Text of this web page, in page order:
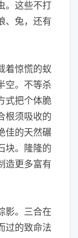
。这些不打
、兔，还有
惊慌的蚁
空。不等杀
式把个体脆
根须吸收的
佳的天然碾
块。隆隆的
造更多富有
。三合在
过的致命法